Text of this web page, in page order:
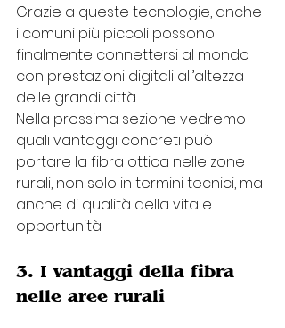
Grazie a queste tecnologie, anche
i comuni più piccoli possono
finalmente connettersi al mondo
con prestazioni digitali all’altezza
delle grandi città.
Nella prossima sezione vedremo
quali vantaggi concreti può
portare la fibra ottica nelle zone
rurali, non solo in termini tecnici, ma
anche di qualità della vita e
opportunità.
3. I vantaggi della fibra
nelle aree rurali